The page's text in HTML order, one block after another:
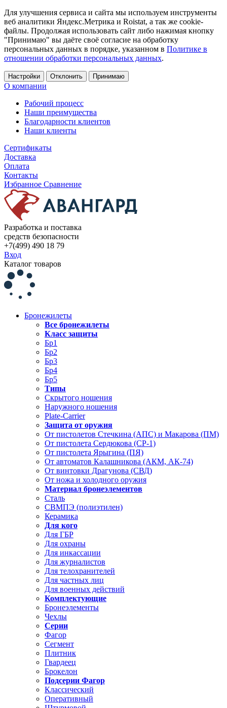
Для улучшения сервиса и сайта мы используем инструменты
веб аналитики Яндекс.Метрика и Roistat, а так же cookie-
файлы. Продолжая использовать сайт либо нажимая кнопку
"Принимаю" вы даёте своё согласие на обработку
персональных данных в порядке, указанном в Политике в
отношении обработки персональных данных.
Настройки Отклонить Принимаю
О компании
Рабочий процесс
Наши преимущества
Благодарности клиентов
Наши клиенты
Сертификаты
Доставка
Оплата
Контакты
Избранное Сравнение
Разработка и поставка
средств безопасности
+7(499) 490 18 79
Вход
Каталог товаров
Бронежилеты
Все бронежилеты
Класс защиты
Бр1
Бр2
Бр3
Бр4
Бр5
Типы
Скрытого ношения
Наружного ношения
Plate-Carrier
Защита от оружия
От пистолетов Стечкина (АПС) и Макарова (ПМ)
От пистолета Сердюкова (СР-1)
От пистолета Ярыгина (ПЯ)
От автоматов Калашникова (АКМ, АК-74)
От винтовки Драгунова (СВД)
От ножа и холодного оружия
Материал бронеэлементов
Сталь
СВМПЭ (полиэтилен)
Керамика
Для кого
Для ГБР
Для охраны
Для инкассации
Для журналистов
Для телохранителей
Для частных лиц
Для военных действий
Комплектующие
Бронеэлементы
Чехлы
Серии
Фагор
Сегмент
Плитник
Гвардеец
Брокелон
Подсерии Фагор
Классический
Оперативный